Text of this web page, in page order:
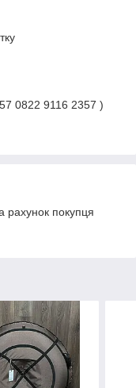
0822 9116 2357 )
рахунок покупця